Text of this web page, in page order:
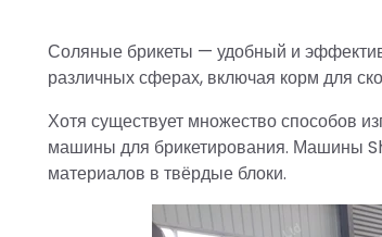
Соляные брикеты — удобный и
различных сферах, включая корм для
Хотя существует множество способов
машины для брикетирования. Машины
материалов в твёрдые блоки.